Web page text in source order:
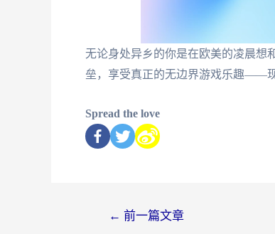
无论身处异乡的你是在欧美的凌晨想
垒，享受真正的无边界游戏乐趣——
Spread the love
← 前一篇文章